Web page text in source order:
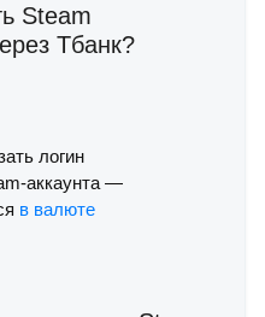
Steam
Тбанк?
логин
аккаунта —
в валюте